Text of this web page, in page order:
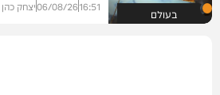
בעולם 16:51
06/08/26יצחק כהן